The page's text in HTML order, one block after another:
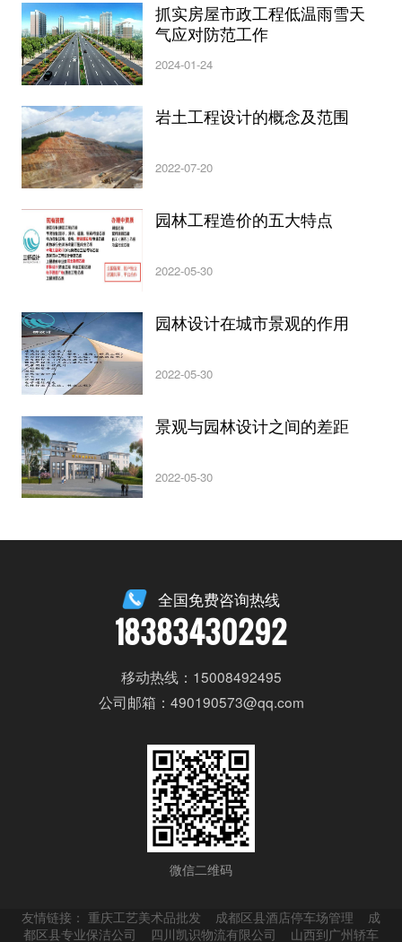
抓实房屋市政工程低温雨雪天
气应对防范工作
2024-01-24
岩土工程设计的概念及范围
2022-07-20
园林工程造价的五大特点
2022-05-30
园林设计在城市景观的作用
2022-05-30
景观与园林设计之间的差距
2022-05-30
全国免费咨询热线
18383430292
移动热线：15008492495
公司邮箱：490190573@qq.com
微信二维码
友情链接：重庆工艺美术品批发 成都区县酒店停车场管理
成
都区县专业保洁公司
四川凯识物流有限公司 山西到广州轿车